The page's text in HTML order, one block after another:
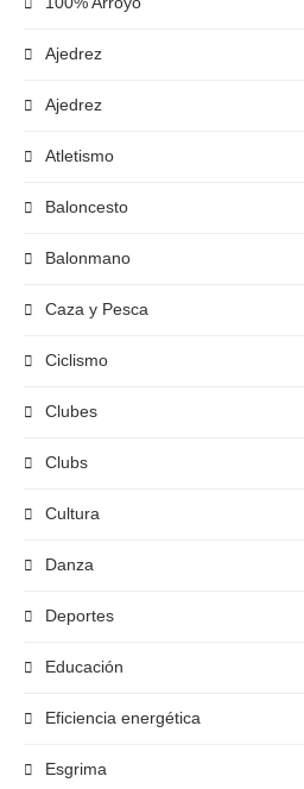
Ajedrez
Ajedrez
Atletismo
Baloncesto
Balonmano
Caza y Pesca
Ciclismo
Clubes
Clubs
Cultura
Danza
Deportes
Educación
Eficiencia energética
Esgrima